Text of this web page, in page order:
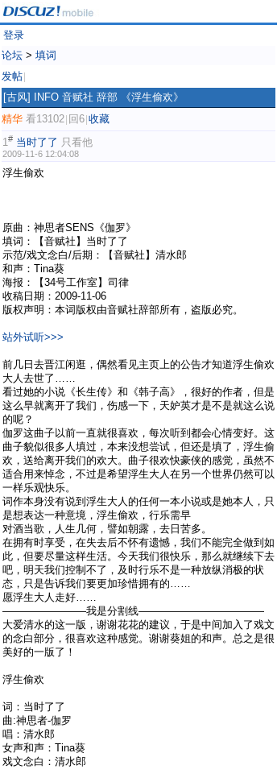
登录
论坛 > 填词
发帖
[古风]
INFO 音赋社 辞部 《浮生偷欢》
精华 看13102 回6 收藏
1# 当时了了 只看他
2009-11-6 12:04:08
浮生偷欢
原曲：神思者SENS《伽罗》
填词：【音赋社】当时了了
示范/戏文念白/后期：【音赋社】清水郎
和声：Tina葵
海报：【34号工作室】司律
收稿日期：2009-11-06
版权声明：本词版权由音赋社辞部所有，盗版必究。
站外试听>>>
前几日去晋江闲逛，偶然看见主页上的公告才知道浮生偷欢
大人去世了……
看过她的小说《长生传》和《韩子高》，很好的作者，但是
这么早就离开了我们，伤感一下，天妒英才是不是就这么说
的呢？
伽罗这曲子以前一直就很喜欢，每次听到都会心情变好。这
曲子貌似很多人填过，本来没想尝试，但还是填了，浮生偷
欢，送给离开我们的欢大。曲子很欢快豪侠的感觉，虽然不
适合用来悼念，不过是希望浮生大人在另一个世界仍然可以
一样乐观快乐。
词作本身没有说到浮生大人的任何一本小说或是她本人，只
是想表达一种意境，浮生偷欢，行乐需早
对酒当歌，人生几何，譬如朝露，去日苦多。
在拥有时享受，在失去后不怀有遗憾，我们不能完全做到如
此，但要尽量这样生活。今天我们很快乐，那么就继续下去
吧，明天我们控制不了，及时行乐不是一种放纵消极的状
态，只是告诉我们要更加珍惜拥有的……
愿浮生大人走好……
————————我是分割线————————————
大爱清水的这一版，谢谢花花的建议，于是中间加入了戏文
的念白部分，很喜欢这种感觉。谢谢葵姐的和声。总之是很
美好的一版了！
浮生偷欢
词：当时了了
曲:神思者-伽罗
唱：清水郎
女声和声：Tina葵
戏文念白：清水郎